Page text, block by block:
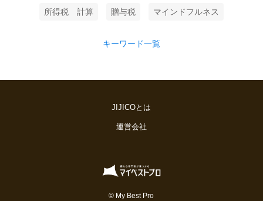
所得税 計算 贈与税 マインドフルネス
キーワード一覧
JIJICOとは
運営会社
© My Best Pro